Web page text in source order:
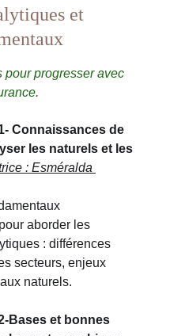
et
pour progresser avec
Connaissances de
les naturels et les
: Esméralda
aborder les
: différences
secteurs, enjeux
naturels.
Bases et bonnes